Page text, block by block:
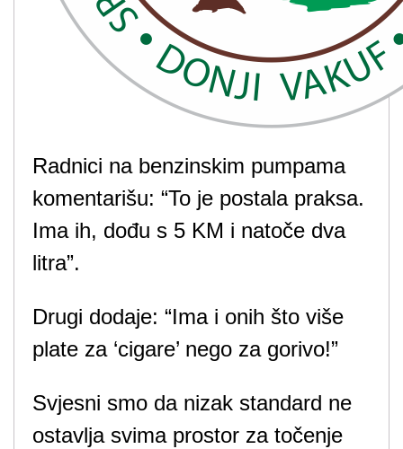
Radnici na benzinskim pumpama
komentarišu: “To je postala praksa.
Ima ih, dođu s 5 KM i natoče dva
litra”.
Drugi dodaje: “Ima i onih što više
plate za ‘cigare’ nego za gorivo!”
Svjesni smo da nizak standard ne
ostavlja svima prostor za točenje